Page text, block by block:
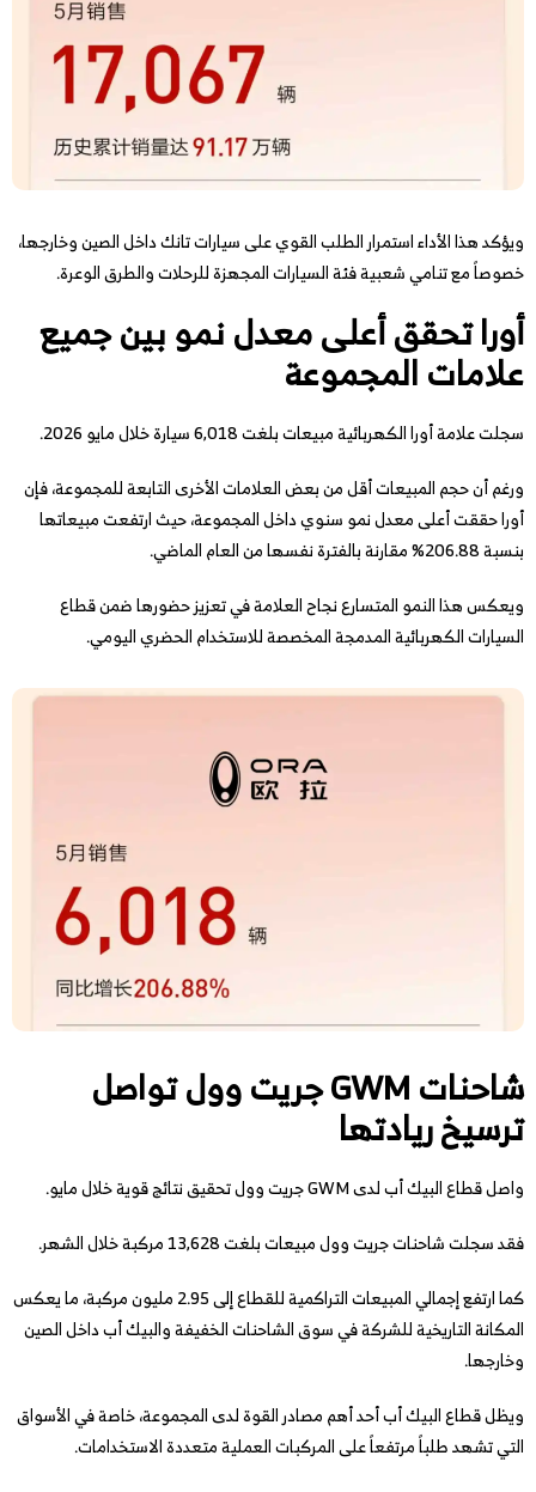
ويؤكد هذا الأداء استمرار الطلب القوي على سيارات تانك داخل الصين وخارجها،
خصوصاً مع تنامي شعبية فئة السيارات المجهزة للرحلات والطرق الوعرة.
أورا تحقق أعلى معدل نمو بين جميع
علامات المجموعة
سجلت علامة أورا الكهربائية مبيعات بلغت 6,018 سيارة خلال مايو 2026.
ورغم أن حجم المبيعات أقل من بعض العلامات الأخرى التابعة للمجموعة، فإن
أورا حققت أعلى معدل نمو سنوي داخل المجموعة، حيث ارتفعت مبيعاتها
بنسبة 206.88% مقارنة بالفترة نفسها من العام الماضي.
ويعكس هذا النمو المتسارع نجاح العلامة في تعزيز حضورها ضمن قطاع
السيارات الكهربائية المدمجة المخصصة للاستخدام الحضري اليومي.
شاحنات GWM جريت وول تواصل
ترسيخ ريادتها
واصل قطاع البيك أب لدى GWM جريت وول تحقيق نتائج قوية خلال مايو.
فقد سجلت شاحنات جريت وول مبيعات بلغت 13,628 مركبة خلال الشهر.
كما ارتفع إجمالي المبيعات التراكمية للقطاع إلى 2.95 مليون مركبة، ما يعكس
المكانة التاريخية للشركة في سوق الشاحنات الخفيفة والبيك أب داخل الصين
وخارجها.
ويظل قطاع البيك أب أحد أهم مصادر القوة لدى المجموعة، خاصة في الأسواق
التي تشهد طلباً مرتفعاً على المركبات العملية متعددة الاستخدامات.